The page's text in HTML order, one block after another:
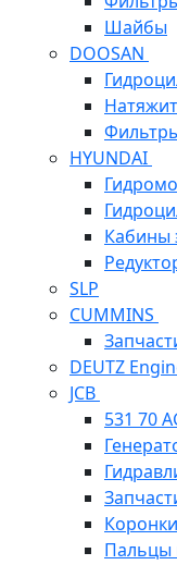
Шайбы
DOOSAN
HYUNDAI
Кабины
SLP
CUMMINS
DEUTZ
JCB
531 70
Коронки
Пальцы